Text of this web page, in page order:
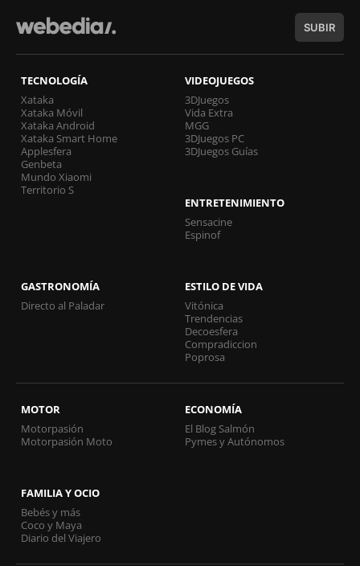
SUBIR
TECNOLOGÍA
Xataka
Xataka Móvil
Xataka Android
Xataka Smart Home
Applesfera
Genbeta
Mundo Xiaomi
Territorio S
VIDEOJUEGOS
3DJuegos
Vida Extra
MGG
3DJuegos PC
3DJuegos Guías
ENTRETENIMIENTO
Sensacine
Espinof
GASTRONOMÍA
Directo al Paladar
ESTILO DE VIDA
Vitónica
Trendencias
Decoesfera
Compradiccion
Poprosa
MOTOR
Motorpasión
Motorpasión Moto
ECONOMÍA
El Blog Salmón
Pymes y Autónomos
FAMILIA Y OCIO
Bebés y más
Coco y Maya
Diario del Viajero